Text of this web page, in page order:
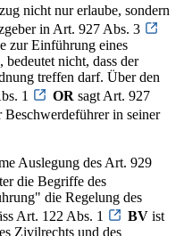
nicht nur erlaube, sondern
in Art. 927 Abs. 3
zur Einführung eines
bedeutet nicht, dass der
treffen darf. Über den
1
OR sagt Art. 927
Beschwerdeführer in seiner
Auslegung des Art. 929
die Begriffe des
die Regelung des
Art. 122 Abs. 1
BV ist
Zivilrechts und des